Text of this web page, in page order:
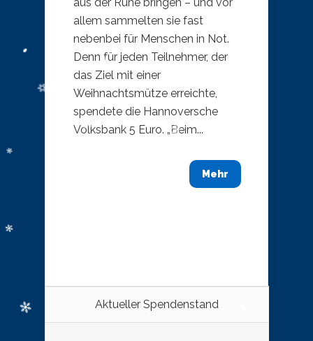
allem sammelten sie fast
nebenbei für Menschen in Not.
Denn für jeden Teilnehmer, der
das Ziel mit einer
Weihnachtsmütze erreichte,
spendete die Hannoversche
Volksbank 5 Euro. „Beim...
Mehr
Aktueller Spendenstand